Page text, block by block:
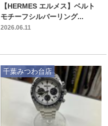
【HERMES エルメス】ベルト
モチーフシルバーリング...
2026.06.11
千葉みつわ台店